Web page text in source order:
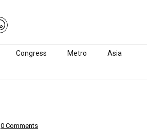
Congress Metro Asia
0 Comments